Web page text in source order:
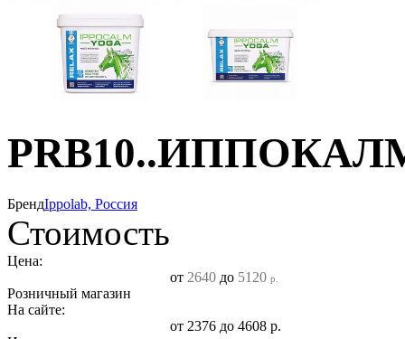
БрендIppolab, Россия
Стоимость
Цена:
Розничный магазин
от 2640 до 5120 р.
На сайте:
от 2376 до 4608 р.